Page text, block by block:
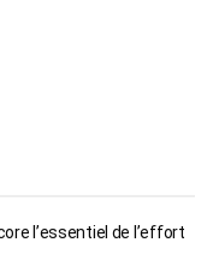
l’essentiel de l’effort